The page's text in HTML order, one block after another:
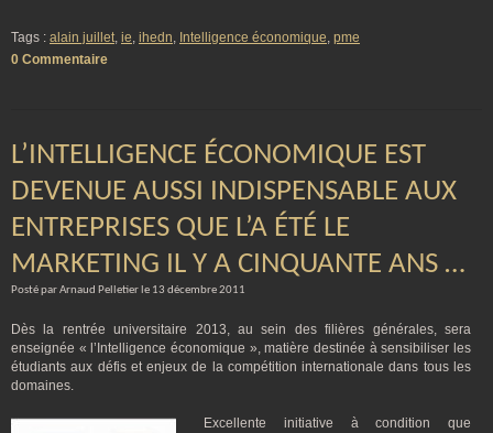
Tags : alain juillet, ie, ihedn, Intelligence économique, pme
0 Commentaire
L’INTELLIGENCE ÉCONOMIQUE EST
DEVENUE AUSSI INDISPENSABLE AUX
ENTREPRISES QUE L’A ÉTÉ LE
MARKETING IL Y A CINQUANTE ANS …
Posté par Arnaud Pelletier le 13 décembre 2011
Dès la rentrée universitaire 2013, au sein des filières générales, sera
enseignée « l’Intelligence économique », matière destinée à sensibiliser les
étudiants aux défis et enjeux de la compétition internationale dans tous les
domaines.
Excellente initiative à condition que